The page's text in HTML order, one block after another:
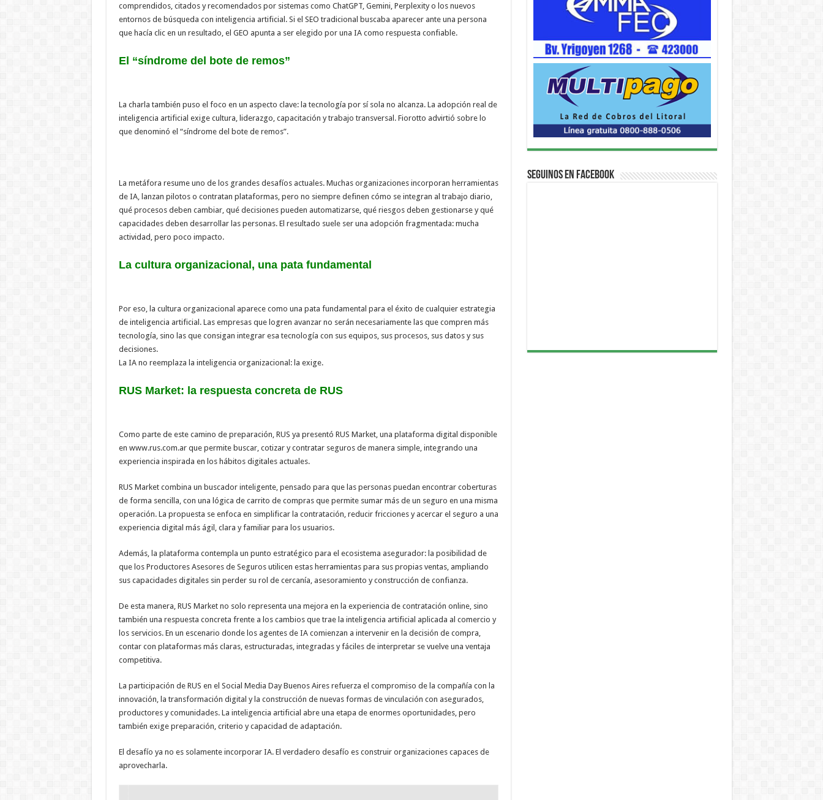
comprendidos, citados y recomendados por sistemas como ChatGPT, Gemini, Perplexity o los nuevos
entornos de búsqueda con inteligencia artificial. Si el SEO tradicional buscaba aparecer ante una persona
que hacía clic en un resultado, el GEO apunta a ser elegido por una IA como respuesta confiable.
El “síndrome del bote de remos”
La charla también puso el foco en un aspecto clave: la tecnología por sí sola no alcanza. La adopción real de
inteligencia artificial exige cultura, liderazgo, capacitación y trabajo transversal. Fiorotto advirtió sobre lo
que denominó el “síndrome del bote de remos”.
La metáfora resume uno de los grandes desafíos actuales. Muchas organizaciones incorporan herramientas
de IA, lanzan pilotos o contratan plataformas, pero no siempre definen cómo se integran al trabajo diario,
qué procesos deben cambiar, qué decisiones pueden automatizarse, qué riesgos deben gestionarse y qué
capacidades deben desarrollar las personas. El resultado suele ser una adopción fragmentada: mucha
actividad, pero poco impacto.
La cultura organizacional, una pata fundamental
Por eso, la cultura organizacional aparece como una pata fundamental para el éxito de cualquier estrategia
de inteligencia artificial. Las empresas que logren avanzar no serán necesariamente las que compren más
tecnología, sino las que consigan integrar esa tecnología con sus equipos, sus procesos, sus datos y sus
decisiones.
La IA no reemplaza la inteligencia organizacional: la exige.
RUS Market: la respuesta concreta de RUS
Como parte de este camino de preparación, RUS ya presentó RUS Market, una plataforma digital disponible
en www.rus.com.ar que permite buscar, cotizar y contratar seguros de manera simple, integrando una
experiencia inspirada en los hábitos digitales actuales.
RUS Market combina un buscador inteligente, pensado para que las personas puedan encontrar coberturas
de forma sencilla, con una lógica de carrito de compras que permite sumar más de un seguro en una misma
operación. La propuesta se enfoca en simplificar la contratación, reducir fricciones y acercar el seguro a una
experiencia digital más ágil, clara y familiar para los usuarios.
Además, la plataforma contempla un punto estratégico para el ecosistema asegurador: la posibilidad de
que los Productores Asesores de Seguros utilicen estas herramientas para sus propias ventas, ampliando
sus capacidades digitales sin perder su rol de cercanía, asesoramiento y construcción de confianza.
De esta manera, RUS Market no solo representa una mejora en la experiencia de contratación online, sino
también una respuesta concreta frente a los cambios que trae la inteligencia artificial aplicada al comercio y
los servicios. En un escenario donde los agentes de IA comienzan a intervenir en la decisión de compra,
contar con plataformas más claras, estructuradas, integradas y fáciles de interpretar se vuelve una ventaja
competitiva.
La participación de RUS en el Social Media Day Buenos Aires refuerza el compromiso de la compañía con la
innovación, la transformación digital y la construcción de nuevas formas de vinculación con asegurados,
productores y comunidades. La inteligencia artificial abre una etapa de enormes oportunidades, pero
también exige preparación, criterio y capacidad de adaptación.
El desafío ya no es solamente incorporar IA. El verdadero desafío es construir organizaciones capaces de
aprovecharla.
Seguinos en Facebook